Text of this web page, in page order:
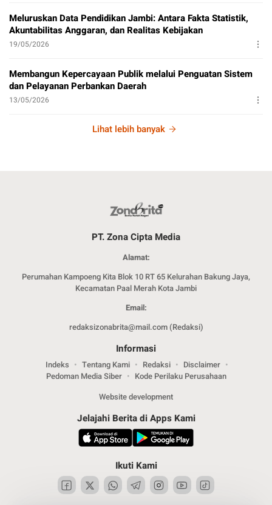
Meluruskan Data Pendidikan Jambi: Antara Fakta Statistik,
Akuntabilitas Anggaran, dan Realitas Kebijakan
19/05/2026
Membangun Kepercayaan Publik melalui Penguatan Sistem
dan Pelayanan Perbankan Daerah
13/05/2026
Lihat lebih banyak
PT. Zona Cipta Media
Alamat:
Perumahan Kampoeng Kita Blok 10 RT 65 Kelurahan Bakung Jaya,
Kecamatan Paal Merah Kota Jambi
Email:
redaksizonabrita@mail.com (Redaksi)
Informasi
Indeks Tentang Kami Redaksi
Disclaimer
Pedoman Media Siber
Kode Perilaku Perusahaan
Website development
Jelajahi Berita di Apps Kami
Ikuti Kami